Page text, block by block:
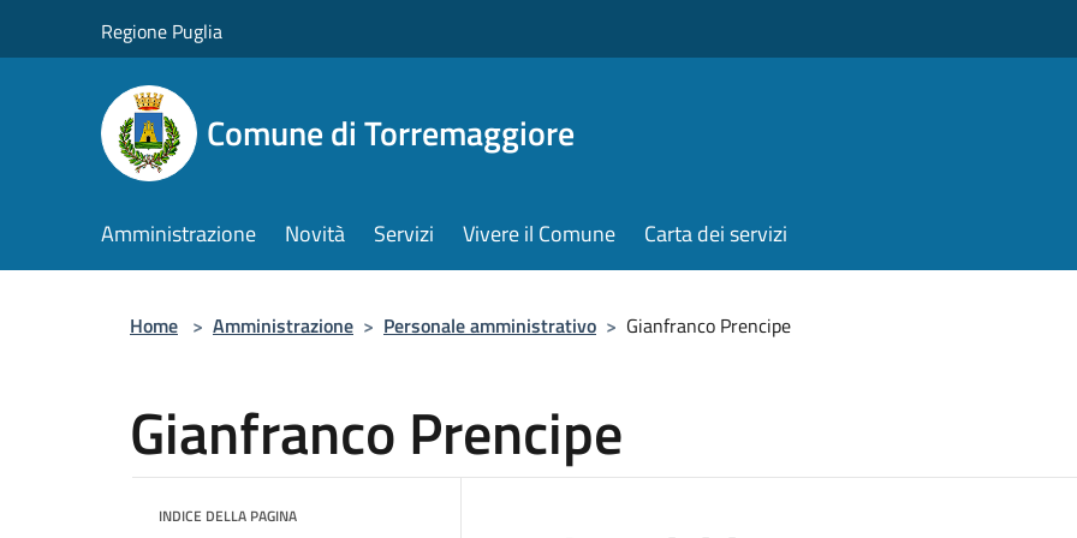
Regione Puglia
Comune di Torremaggiore
Amministrazione Novità Servizi Vivere il Comune Carta dei servizi
Home > Amministrazione > Personale amministrativo > Gianfranco Prencipe
Gianfranco Prencipe
INDICE DELLA PAGINA